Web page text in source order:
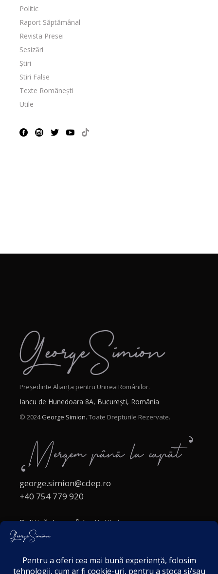
Politic
Raport Săptămânal
Revista Presei
Sesizări
Știri
Stiri False
Texte Românești
Utile
Președinte Alianța pentru Unirea Românilor.
Iancu de Hunedoara 8A, București, România
© 2024George Simion. Toate Drepturile Rezervate.
george.simion@cdep.ro
+40 754 779 920
Politică de confidențialitate
Politica cookies
Acordul de markting